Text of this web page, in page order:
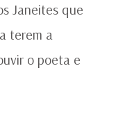
Janeites que
terem a
o poeta e